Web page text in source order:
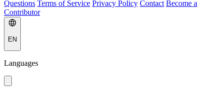
Questions Terms of Service Privacy Policy Contact Become a
Contributor
EN
Languages